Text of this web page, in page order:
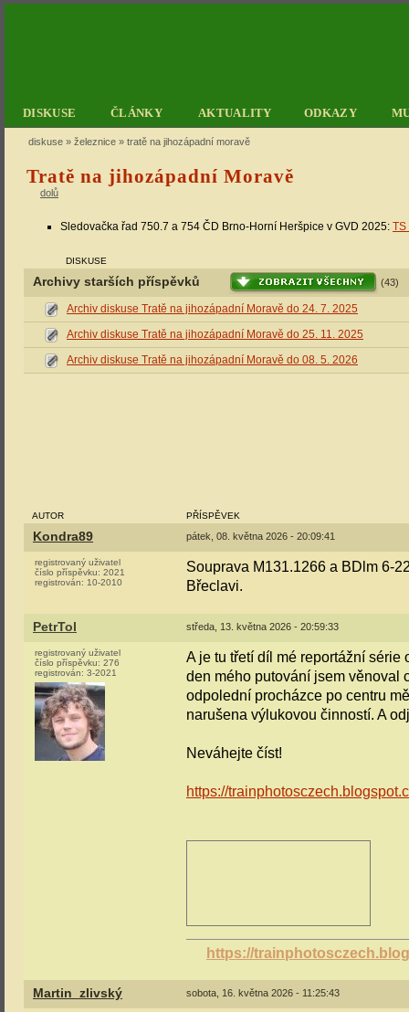
DISKUSE ČLÁNKY AKTUALITY ODKAZY
diskuse » železnice » tratě na jihozápadní moravě
Tratě na jihozápadní Moravě
dolů
Sledovačka řad 750.7 a 754 ČD Brno-Horní Heršpice v GVD 2025: TS
DISKUSE
Archivy starších příspěvků (43)
Archiv diskuse Tratě na jihozápadní Moravě do 24. 7. 2025
Archiv diskuse Tratě na jihozápadní Moravě do 25. 11. 2025
Archiv diskuse Tratě na jihozápadní Moravě do 08. 5. 2026
AUTOR PŘÍSPĚVEK
Kondra89 pátek, 08. května 2026 - 20:09:41
registrovaný uživatel
číslo příspěvku: 2021
registrován: 10-2010
Souprava M131.1266 a BDlm 6-
Břeclavi.
PetrTol středa, 13. května 2026 - 20:59:33
registrovaný uživatel
číslo příspěvku: 276
registrován: 3-2021
A je tu třetí díl mé reportážní
den mého putování jsem věnoval
odpolední procházce po centru
narušena výlukovou činností. A
Neváhejte číst!
https://
https://
Martin_zlivský sobota, 16. května 2026 - 11:25:43